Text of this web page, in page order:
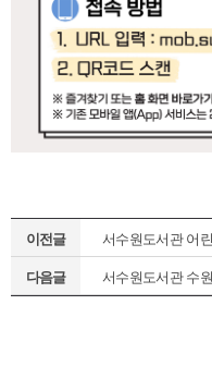
이전글 서수원도서관 어
다음글 서수원도서관 수